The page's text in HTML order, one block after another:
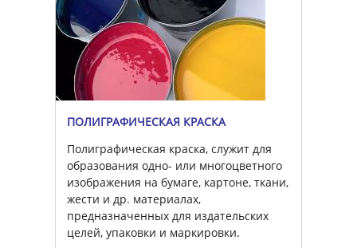
ПОЛИГРАФИЧЕСКАЯ КРАСКА
Полиграфическая краска, служит для
образования одно- или многоцветного
изображения на бумаге, картоне, ткани,
жести и др. материалах,
предназначенных для издательских
целей, упаковки и маркировки.